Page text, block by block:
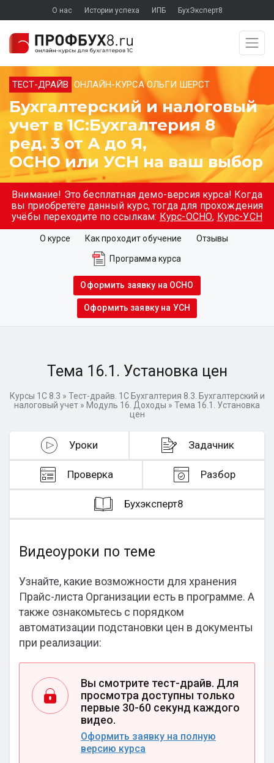
О нас Истории успеха ИПБ БухЭксперт8
ТЕСТ-ДРАЙВ ОНЛАЙН-КУРСА ОЛЬГИ ШЕРСТ
Бухгалтерский и налоговый
учет в 1С:Бухгалтерия 8
ред. 3 от А до Я,
ОСНО или УСН на ваш выбор
Внимание! Это бесплатная демо-версия курса! Когда
вы приобретёте данный курс, тогда для прохождения
учёбы переходите по ссылкам: Курс-ОСНО, Курс-УСН
О курсе Как проходит обучение Отзывы
Программа курса
Оформить заявку на ОСНО
Оформить заявку на УСН
Тема 16.1. Установка цен
Курсы 1С 8.3 » Тест-драйв. 1C Бухгалтерия 8.3. Бухгалтерский и
налоговый учет » Модуль 16. Доходы » Тема 16.1. Установка
цен
Уроки Задачник
Проверка Разбор
Бухэксперт8
Видеоуроки по теме
Узнайте, какие возможности для хранения
Прайс-листа Организации есть в программе. А
также ознакомьтесь с порядком
автоматизации подстановки цен в документы
при реализации:
Вы смотрите тест-драйв. Для
просмотра доступны только
первые 30-60 секунд каждого
видео.
Оформить заявку на полную
версию курса